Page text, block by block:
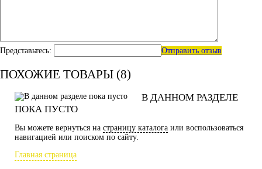
Представьтесь: Отправить отзыв
ПОХОЖИЕ ТОВАРЫ (8)
В ДАННОМ РАЗДЕЛЕ
ПОКА ПУСТО
Вы можете вернуться на страницу каталога или воспользоваться
навигацией или поиском по сайту.
Главная страница